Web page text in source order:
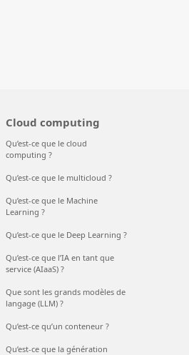
Cloud computing
Qu’est-ce que le cloud
computing ?
Qu’est-ce que le multicloud ?
Qu’est-ce que le Machine
Learning ?
Qu’est-ce que le Deep Learning ?
Qu’est-ce que l’IA en tant que
service (AIaaS) ?
Que sont les grands modèles de
langage (LLM) ?
Qu’est-ce qu’un conteneur ?
Qu’est-ce que la génération